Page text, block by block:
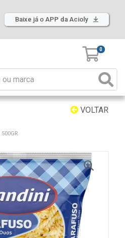
Baixe já o APP da Acioly
0
VOLTAR